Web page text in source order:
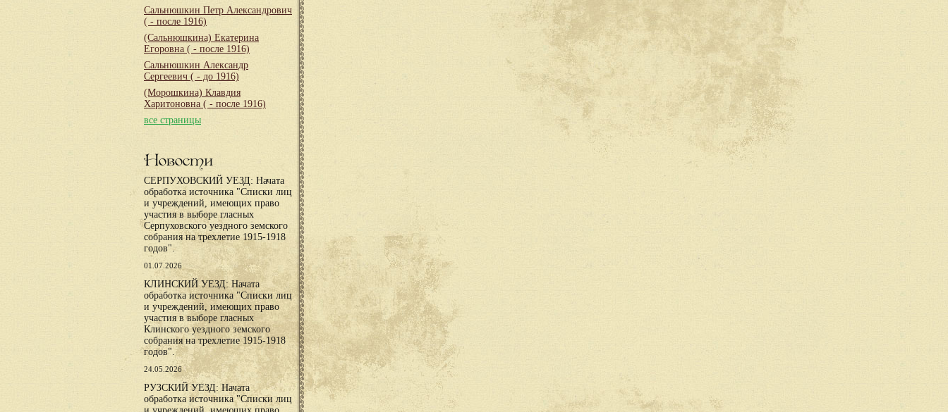
Сальнюшкин Петр Александрович
( - после 1916)
(Сальнюшкина) Екатерина
Егоровна ( - после 1916)
Сальнюшкин Александр
Сергеевич ( - до 1916)
(Морошкина) Клавдия
Харитоновна ( - после 1916)
все страницы
Новости
СЕРПУХОВСКИЙ УЕЗД: Начата
обработка источника "Списки лиц
и учреждений, имеющих право
участия в выборе гласных
Серпуховского уездного земского
собрания на трехлетие 1915-1918
годов".
01.07.2026
КЛИНСКИЙ УЕЗД: Начата
обработка источника "Списки лиц
и учреждений, имеющих право
участия в выборе гласных
Клинского уездного земского
собрания на трехлетие 1915-1918
годов".
24.05.2026
РУЗСКИЙ УЕЗД: Начата
обработка источника "Списки лиц